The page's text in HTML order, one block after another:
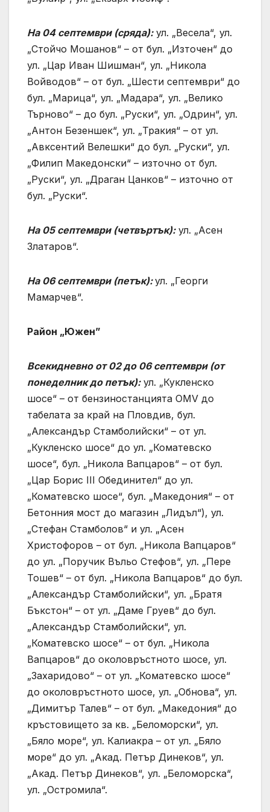
На 04 септември (сряда):ул. „Весела“, ул.
„Стойчо Мошанов“ – от бул. „Източен“ до
ул. „Цар Иван Шишман“, ул. „Никола
Войводов“ – от бул. „Шести септември“ до
бул. „Марица“, ул. „Мадара“, ул. „Велико
Търново“ – до бул. „Руски“, ул. „Одрин“, ул.
„Антон Безеншек“, ул. „Тракия“ – от ул.
„Авксентий Велешки“ до бул. „Руски“, ул.
„Филип Македонски“ – източно от бул.
„Руски“, ул. „Драган Цанков“ – източно от
бул. „Руски“.
На 05 септември (четвъртък):ул. „Асен
Златаров“.
На 06 септември (петък):ул. „Георги
Мамарчев“.
Район „Южен”
Всекидневно от 02 до 06 септември (от
понеделник до петък):ул. „Кукленско
шосе“ – от бензиностанцията OMV до
табелата за край на Пловдив, бул.
„Александър Стамболийски“ – от ул.
„Кукленско шосе“ до ул. „Коматевско
шосе“, бул. „Никола Вапцаров“ – от бул.
„Цар Борис III Обединител“ до ул.
„Коматевско шосе“, бул. „Македония“ – от
Бетонния мост до магазин „Лидъл“), ул.
„Стефан Стамболов“ и ул. „Асен
Христофоров – от бул. „Никола Вапцаров“
до ул. „Поручик Въльо Стефов“, ул. „Пере
Тошев“ – от бул. „Никола Вапцаров“ до бул.
„Александър Стамболийски“, ул. „Братя
Бъкстон“ – от ул. „Даме Груев“ до бул.
„Александър Стамболийски“, ул.
„Коматевско шосе“ – от бул. „Никола
Вапцаров“ до околовръстното шосе, ул.
„Захаридово“ – от ул. „Коматевско шосе“
до околовръстното шосе, ул. „Обнова“, ул.
„Димитър Талев“ – от бул. „Македония“ до
кръстовището за кв. „Беломорски“, ул.
„Бяло море“, ул. Калиакра – от ул. „Бяло
море“ до ул. „Акад. Петър Динеков“, ул.
„Акад. Петър Динеков“, ул. „Беломорска“,
ул. „Остромила“.